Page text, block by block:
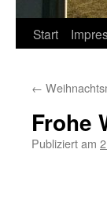
Springe
Inhalt
Start
←
Frohe
Publiziert am